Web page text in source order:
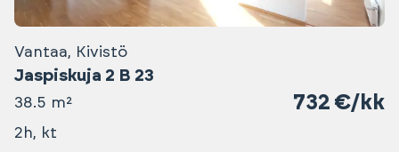
Vantaa, Kivistö
Jaspiskuja 2 B 23
38.5 m² 732 €/kk
2h, kt